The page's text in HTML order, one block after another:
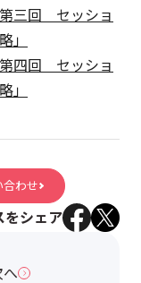
第三回 セッショ
」
第四回 セッショ
」
合わせ
をシェア
へ